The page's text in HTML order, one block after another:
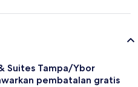
Suites Tampa/Ybor
pembatalan gratis